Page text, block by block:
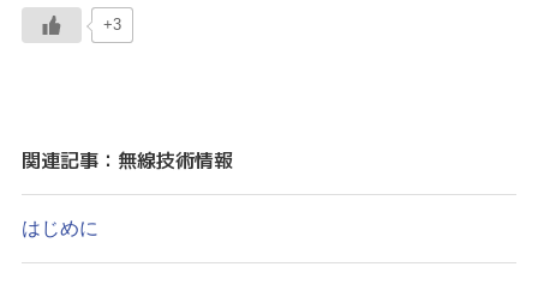
+3
関連記事：無線技術情報
はじめに